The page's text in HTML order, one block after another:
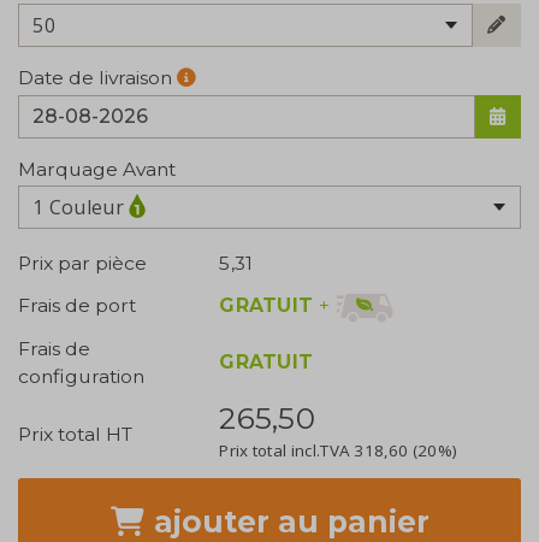
50
Date de livraison
Marquage Avant
1 Couleur
Prix par pièce
5,31
Frais de port
GRATUIT +
Frais de
configuration
GRATUIT
Prix total HT 265,50
Prix total incl.TVA 318,60 (20%)
ajouter au panier